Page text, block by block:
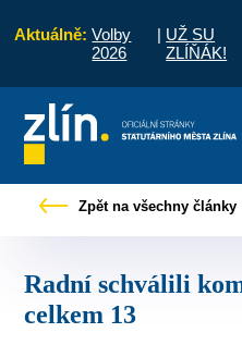
Aktuálně: Volby
2026
| UŽ SU
ZLÍŇÁK!
vyřídit
Zpět na všechny články
Radní schválili komise. Bude jich
celkem 13